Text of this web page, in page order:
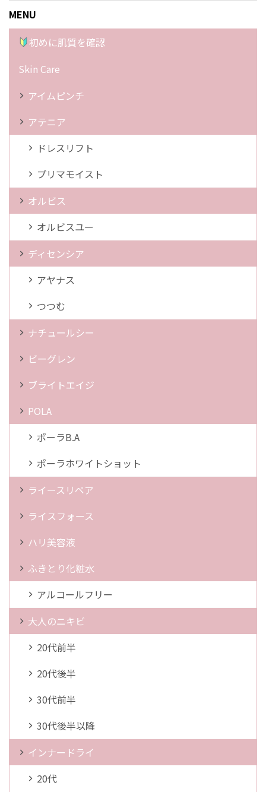
MENU
初めに肌質を確認
Skin Care
アイムピンチ
アテニア
ドレスリフト
プリマモイスト
オルビス
オルビスユー
ディセンシア
アヤナス
つつむ
ナチュールシー
ビーグレン
ブライトエイジ
POLA
ポーラB.A
ポーラホワイトショット
ライースリペア
ライスフォース
ハリ美容液
ふきとり化粧水
アルコールフリー
大人のニキビ
20代前半
20代後半
30代前半
30代後半以降
インナードライ
20代